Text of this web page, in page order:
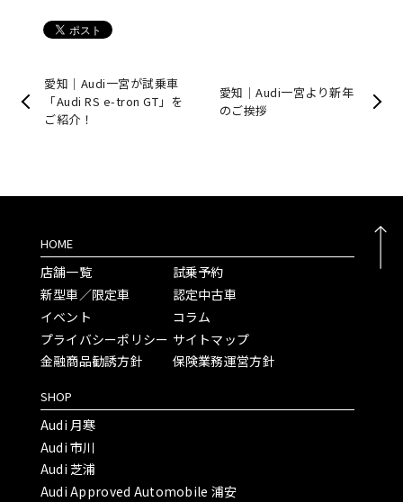
愛知｜Audi一宮が試乗車
「Audi RS e-tron GT」を
ご紹介！
愛知｜Audi一宮より新年
のご挨拶
HOME
店舗一覧
新型車／限定車
イベント
プライバシーポリシー
金融商品勧誘方針
試乗予約
認定中古車
コラム
サイトマップ
保険業務運営方針
SHOP
Audi 月寒
Audi 市川
Audi 芝浦
Audi Approved Automobile 浦安